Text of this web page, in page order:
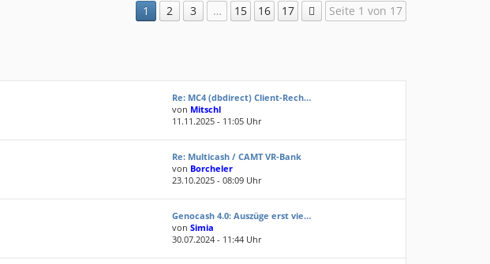
1 2 3 … 15 16 17 Seite 1 von 17
Re: MC4 (dbdirect) Client-Rech…
von Mitschl
11.11.2025 - 11:05 Uhr
Re: Multicash / CAMT VR-Bank
von Borcheler
23.10.2025 - 08:09 Uhr
Genocash 4.0: Auszüge erst vie…
vonSimia
30.07.2024 - 11:44 Uhr